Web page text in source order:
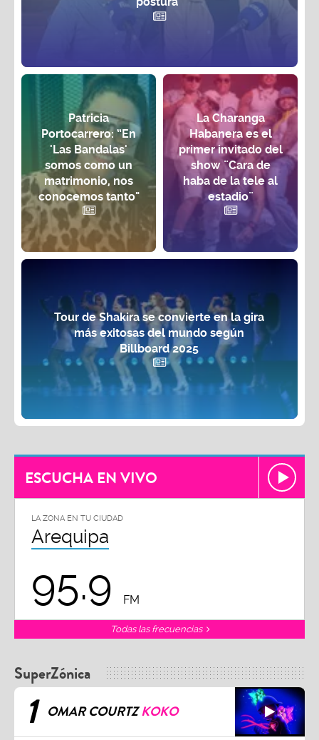
Patricia
Portocarrero: “En
'Las Bandalas'
somos como un
matrimonio, nos
conocemos tanto"
La Charanga
Habanera es el
primer invitado del
show ¨Cara de
haba de la tele al
estadio¨
Tour de Shakira se convierte en la gira
más exitosas del mundo según
Billboard 2025
ESCUCHA EN VIVO
LA ZONA EN TU CIUDAD
Arequipa
95.9 FM
Todas las frecuencias
SuperZónica
1 OMAR COURTZKOKO